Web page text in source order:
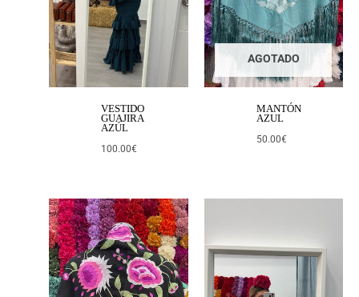
VESTIDO
GUAJIRA
AZÚL
100.00€
AGOTADO
MANTÓN
AZUL
50.00€